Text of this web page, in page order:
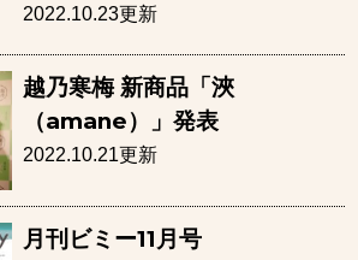
2022.10.23更新
越乃寒梅 新商品「浹
（amane）」発表
2022.10.21更新
月刊ビミー11月号